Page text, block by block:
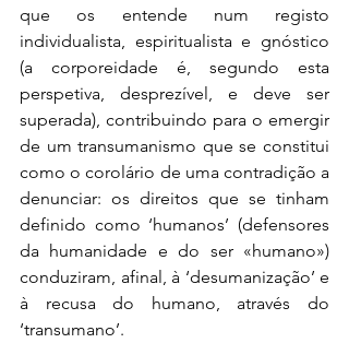
que os entende num registo
individualista, espiritualista e gnóstico
(a corporeidade é, segundo esta
perspetiva, desprezível, e deve ser
superada), contribuindo para o emergir
de um transumanismo que se constitui
como o corolário de uma contradição a
denunciar: os direitos que se tinham
definido como ‘humanos’ (defensores
da humanidade e do ser «humano»)
conduziram, afinal, à ‘desumanização’ e
à recusa do humano, através do
‘transumano’.